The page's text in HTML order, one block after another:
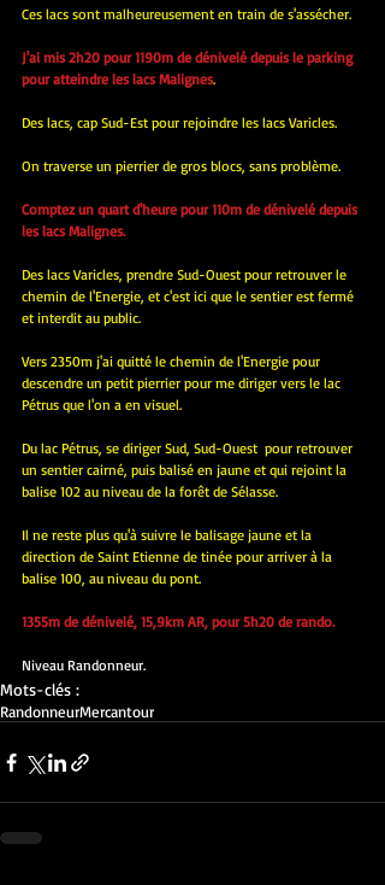
Ces lacs sont malheureusement en train de s'assécher.
J'ai mis 2h20 pour 1190m de dénivelé depuis le parking
pour atteindre les lacs Malignes.
Des lacs, cap Sud-Est pour rejoindre les lacs Varicles.
On traverse un pierrier de gros blocs, sans problème.
Comptez un quart d'heure pour 110m de dénivelé depuis
les lacs Malignes.
Des lacs Varicles, prendre Sud-Ouest pour retrouver le
chemin de l'Energie, et c'est ici que le sentier est fermé
et interdit au public.
Vers 2350m j'ai quitté le chemin de l'Energie pour
descendre un petit pierrier pour me diriger vers le lac
Pétrus que l'on a en visuel.
Du lac Pétrus, se diriger Sud, Sud-Ouest  pour retrouver
un sentier cairné, puis balisé en jaune et qui rejoint la
balise 102 au niveau de la forêt de Sélasse.
Il ne reste plus qu'à suivre le balisage jaune et la
direction de Saint Etienne de tinée pour arriver à la
balise 100, au niveau du pont.
1355m de dénivelé, 15,9km AR, pour 5h20 de rando.
Niveau Randonneur.
Mots-clés :
RandonneurMercantour